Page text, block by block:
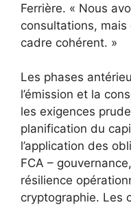
Ferrière. « Nous
consultations,
cadre cohérent. »
Les phases
l’émission et la
les exigences
planification du
l’application des
FCA –
résilience
cryptographie. Les